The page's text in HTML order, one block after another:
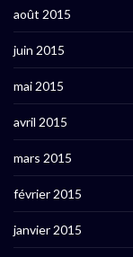
août 2015
juin 2015
mai 2015
avril 2015
mars 2015
février 2015
janvier 2015